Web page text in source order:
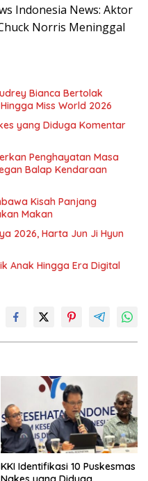
Indonesia News: Aktor
Norris Meninggal
Bianca Bertolak
Miss World 2026
yang Diduga Komentar
Penghayatan Masa
Balap Kendaraan
Kisah Panjang
Makan
2026, Harta Jun Ji Hyun
Anak Hingga Era Digital
KKI Identifikasi 10 Puskesmas